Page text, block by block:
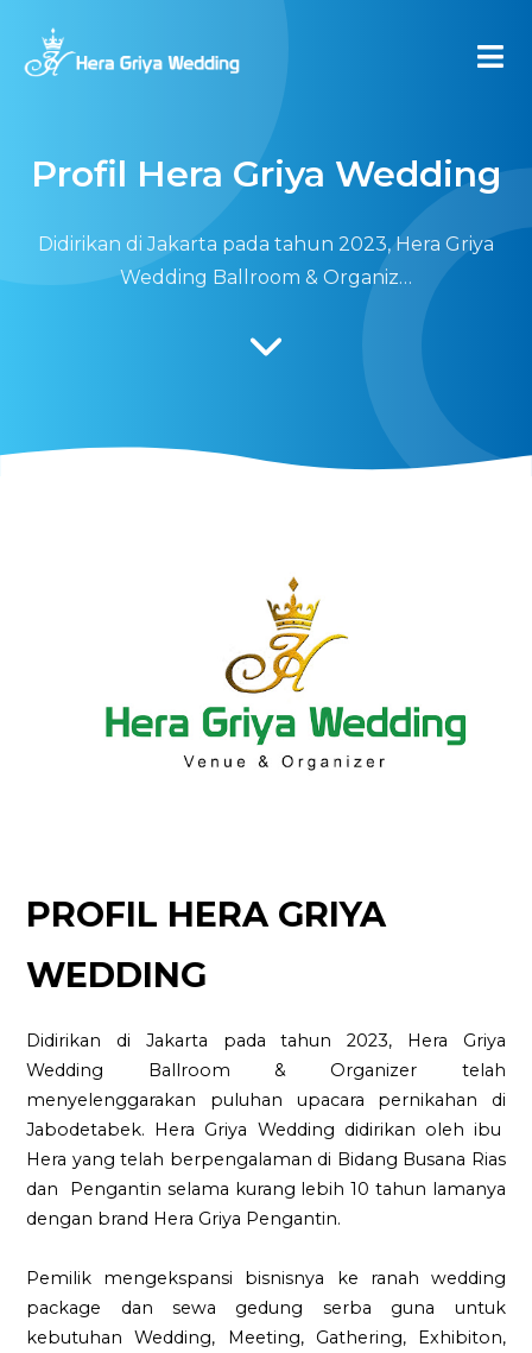
Profil Hera Griya Wedding
Didirikan di Jakarta pada tahun 2023, Hera Griya
Wedding Ballroom & Organiz…
PROFIL HERA GRIYA
WEDDING
Didirikan di Jakarta pada tahun 2023, Hera Griya
Wedding Ballroom & Organizer telah
menyelenggarakan puluhan upacara pernikahan di
Jabodetabek. Hera Griya Wedding didirikan oleh ibu
Hera yang telah berpengalaman di Bidang Busana Rias
dan Pengantin selama kurang lebih 10 tahun lamanya
dengan brand Hera Griya Pengantin.
Pemilik mengekspansi bisnisnya ke ranah wedding
package dan sewa gedung serba guna untuk
kebutuhan Wedding, Meeting, Gathering, Exhibiton,